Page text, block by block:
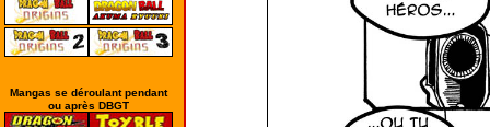
Mangas se déroulant pendant
ou après DBGT